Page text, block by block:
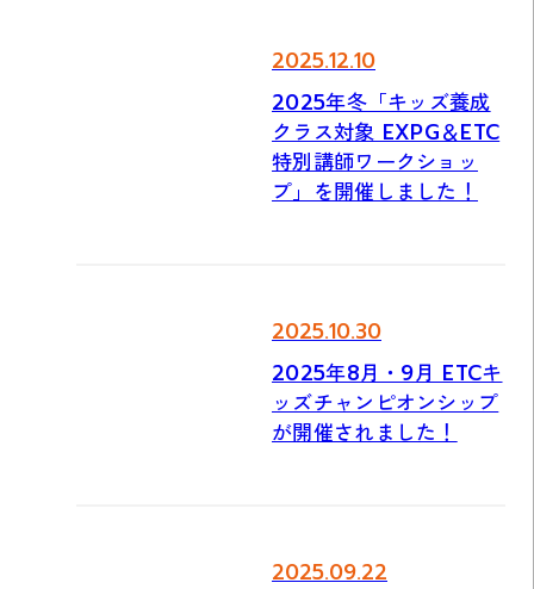
2025.12.10
2025年冬「キッズ養成
クラス対象 EXPG＆ETC
特別講師ワークショッ
プ」を開催しました！
2025.10.30
2025年8月・9月 ETCキ
ッズチャンピオンシップ
が開催されました！
2025.09.22